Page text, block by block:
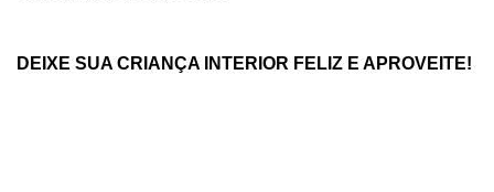
DEIXE SUA CRIANÇA INTERIOR FELIZ E APROVEITE!